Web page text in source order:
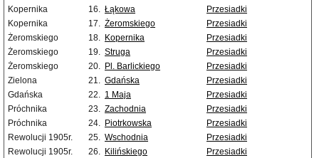
Kopernika
16. Łąkowa
Przesiadki
Kopernika
17. Żeromskiego
Przesiadki
Żeromskiego
18. Kopernika
Przesiadki
Żeromskiego
19. Struga
Przesiadki
Żeromskiego
20. Pl. Barlickiego
Przesiadki
Zielona
21. Gdańska
Przesiadki
Gdańska
22. 1 Maja
Przesiadki
Próchnika
23. Zachodnia
Przesiadki
Próchnika
24. Piotrkowska
Przesiadki
Rewolucji 1905r.
25. Wschodnia
Przesiadki
Rewolucji 1905r.
26. Kilińskiego
Przesiadki